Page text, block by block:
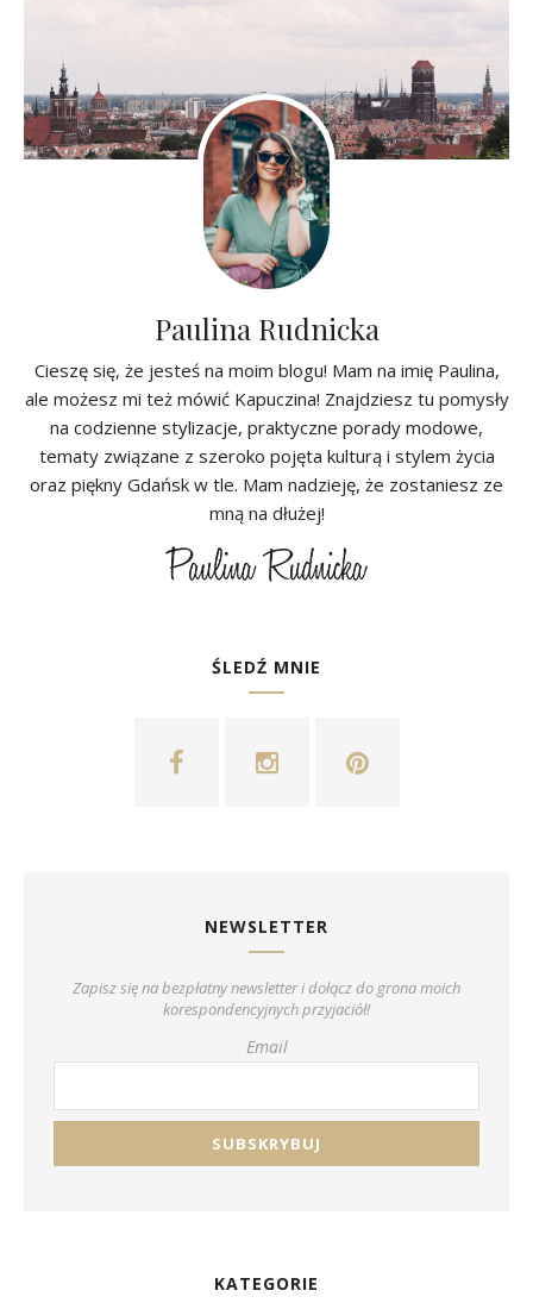
Paulina Rudnicka
Cieszę się, że jesteś na moim blogu! Mam na imię Paulina,
ale możesz mi też mówić Kapuczina! Znajdziesz tu pomysły
na codzienne stylizacje, praktyczne porady modowe,
tematy związane z szeroko pojęta kulturą i stylem życia
oraz piękny Gdańsk w tle. Mam nadzieję, że zostaniesz ze
mną na dłużej!
ŚLEDŹ MNIE
NEWSLETTER
Zapisz się na bezpłatny newsletter i dołącz do grona moich
korespondencyjnych przyjaciół!
Email
KATEGORIE